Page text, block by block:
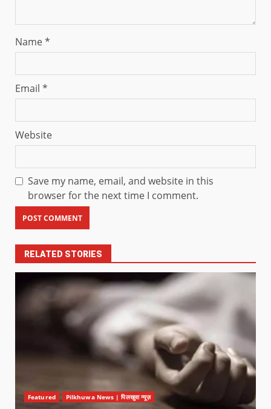
Name*
Email *
Website
Save my name, email, and website in this
browser for the next time I comment.
RELATED STORIES
Featured Pilkhuwa News | पिलखुवा न्यूज़